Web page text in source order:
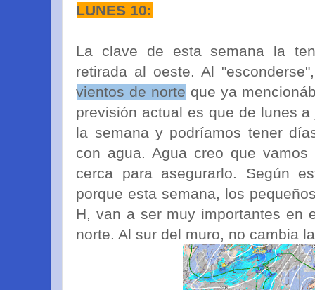
LUNES 10:
La clave de esta semana la
retirada al oeste. Al
vientos de norte que ya
previsión actual es que de lunes
la semana y podríamos tener
con agua. Agua creo que
cerca para asegurarlo. Según
porque esta semana, los
H, van a ser muy importantes en
norte. Al sur del muro, no cambia